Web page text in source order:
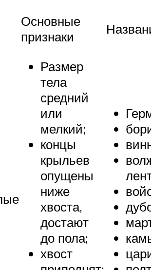
Основные
признаки
Размер
тела
средний
или
мелкий;
концы
крыльев
опущены
ниже
хвоста,
достают
до пола;
хвост